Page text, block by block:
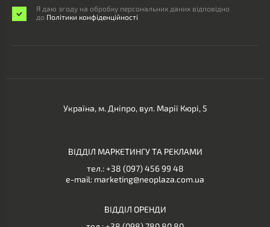
Я даю згоду на обробку персональних даних відповідно
до Політики конфіденційності
Україна, м. Дніпро, вул. Марії Кюрі, 5
ВІДДІЛ МАРКЕТИНГУ ТА РЕКЛАМИ
тел.:+38 (097) 456 99 48
e-mail: marketing@neoplaza.com.ua
ВІДДІЛ ОРЕНДИ